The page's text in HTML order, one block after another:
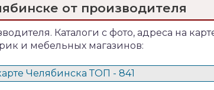
от производителя
Каталоги с фото, адреса на
и мебельных магазинов:
Челябинска ТОП - 841